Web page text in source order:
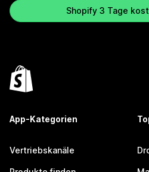
Shopify 3 Tage
App-Kategorien
Vertriebskanäle